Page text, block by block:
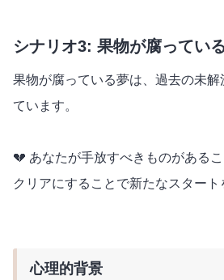
シナリオ3: 果物が腐ってい
果物が腐っている夢は、過去の未
ています。
💔 あなたが手放すべきものがある
クリアにすることで新たなスタート
心理的背景